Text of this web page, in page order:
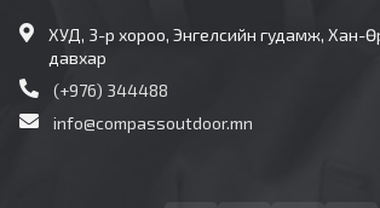
ХУД, 3-р хороо, Энгелсийн гудамж, Хан-
давхар
(+976) 344488
info@compassoutdoor.mn